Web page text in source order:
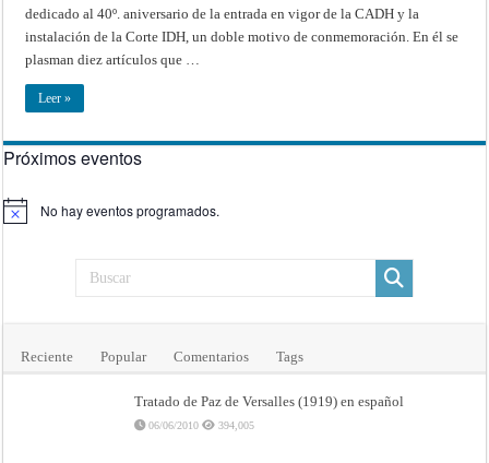
dedicado al 40º. aniversario de la entrada en vigor de la CADH y la
instalación de la Corte IDH, un doble motivo de conmemoración. En él se
plasman diez artículos que …
Leer »
Próximos eventos
Aviso No hay eventos programados.
Reciente Popular Comentarios Tags
Tratado de Paz de Versalles (1919) en español
06/06/2010 394,005